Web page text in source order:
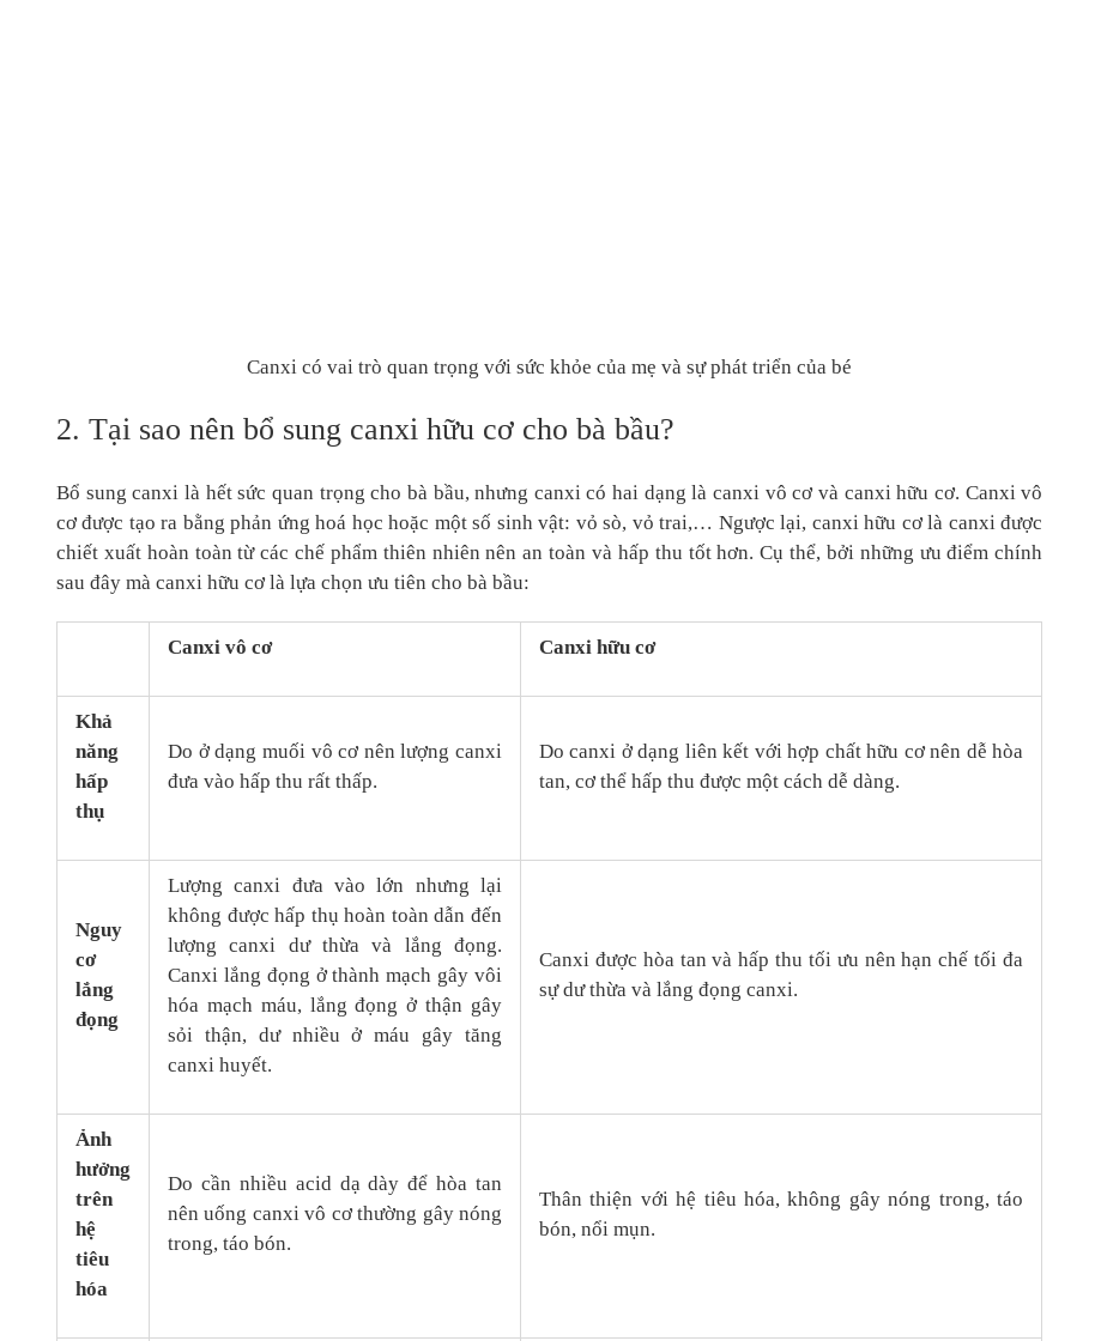
Canxi có vai trò quan trọng với sức khỏe của mẹ và sự phát triển của bé
2. Tại sao nên bổ sung canxi hữu cơ cho bà bầu?
Bổ sung canxi là hết sức quan trọng cho bà bầu, nhưng canxi có hai dạng là canxi vô cơ và canxi hữu cơ. Canxi vô
cơ được tạo ra bằng phản ứng hoá học hoặc một số sinh vật: vỏ sò, vỏ trai,… Ngược lại, canxi hữu cơ là canxi được
chiết xuất hoàn toàn từ các chế phẩm thiên nhiên nên an toàn và hấp thu tốt hơn. Cụ thể, bởi những ưu điểm chính
sau đây mà canxi hữu cơ là lựa chọn ưu tiên cho bà bầu:
Canxi vô cơ Canxi hữu cơ
Khả
năng
hấp
thụ
Do ở dạng muối vô cơ nên lượng canxi
đưa vào hấp thu rất thấp.
Do canxi ở dạng liên kết với hợp chất hữu cơ nên dễ hòa
tan, cơ thể hấp thu được một cách dễ dàng.
Nguy
cơ
lắng
đọng
Lượng canxi đưa vào lớn nhưng lại
không được hấp thụ hoàn toàn dẫn đến
lượng canxi dư thừa và lắng đọng.
Canxi lắng đọng ở thành mạch gây vôi
hóa mạch máu, lắng đọng ở thận gây
sỏi thận, dư nhiều ở máu gây tăng
canxi huyết.
Canxi được hòa tan và hấp thu tối ưu nên hạn chế tối đa
sự dư thừa và lắng đọng canxi.
Ảnh
hưởng
trên
hệ
tiêu
hóa
Do cần nhiều acid dạ dày để hòa tan
nên uống canxi vô cơ thường gây nóng
trong, táo bón.
Thân thiện với hệ tiêu hóa, không gây nóng trong, táo
bón, nổi mụn.